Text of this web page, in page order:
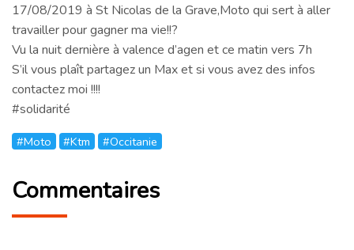
17/08/2019 à St Nicolas de la Grave,Moto qui sert à aller
travailler pour gagner ma vie!!?
Vu la nuit dernière à valence d’agen et ce matin vers 7h
S’il vous plaît partagez un Max et si vous avez des infos
contactez moi !!!!
#solidarité
#Moto #Ktm #Occitanie
Commentaires